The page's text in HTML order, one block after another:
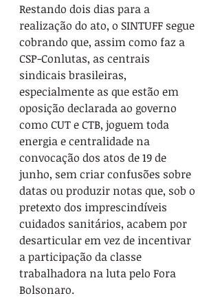
Restando dois dias para a
realização do ato, o SINTUFF segue
cobrando que, assim como faz a
CSP-Conlutas, as centrais
sindicais brasileiras,
especialmente as que estão em
oposição declarada ao governo
como CUT e CTB, joguem toda
energia e centralidade na
convocação dos atos de 19 de
junho, sem criar confusões sobre
datas ou produzir notas que, sob o
pretexto dos imprescindíveis
cuidados sanitários, acabem por
desarticular em vez de incentivar
a participação da classe
trabalhadora na luta pelo Fora
Bolsonaro.